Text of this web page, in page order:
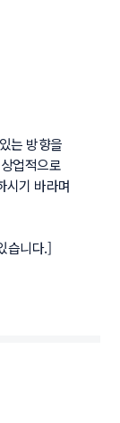
는 방향을
업적으로
시기 바라며
습니다.]